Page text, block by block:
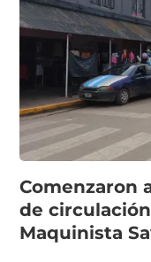
Comenzaron
de
Maquinista